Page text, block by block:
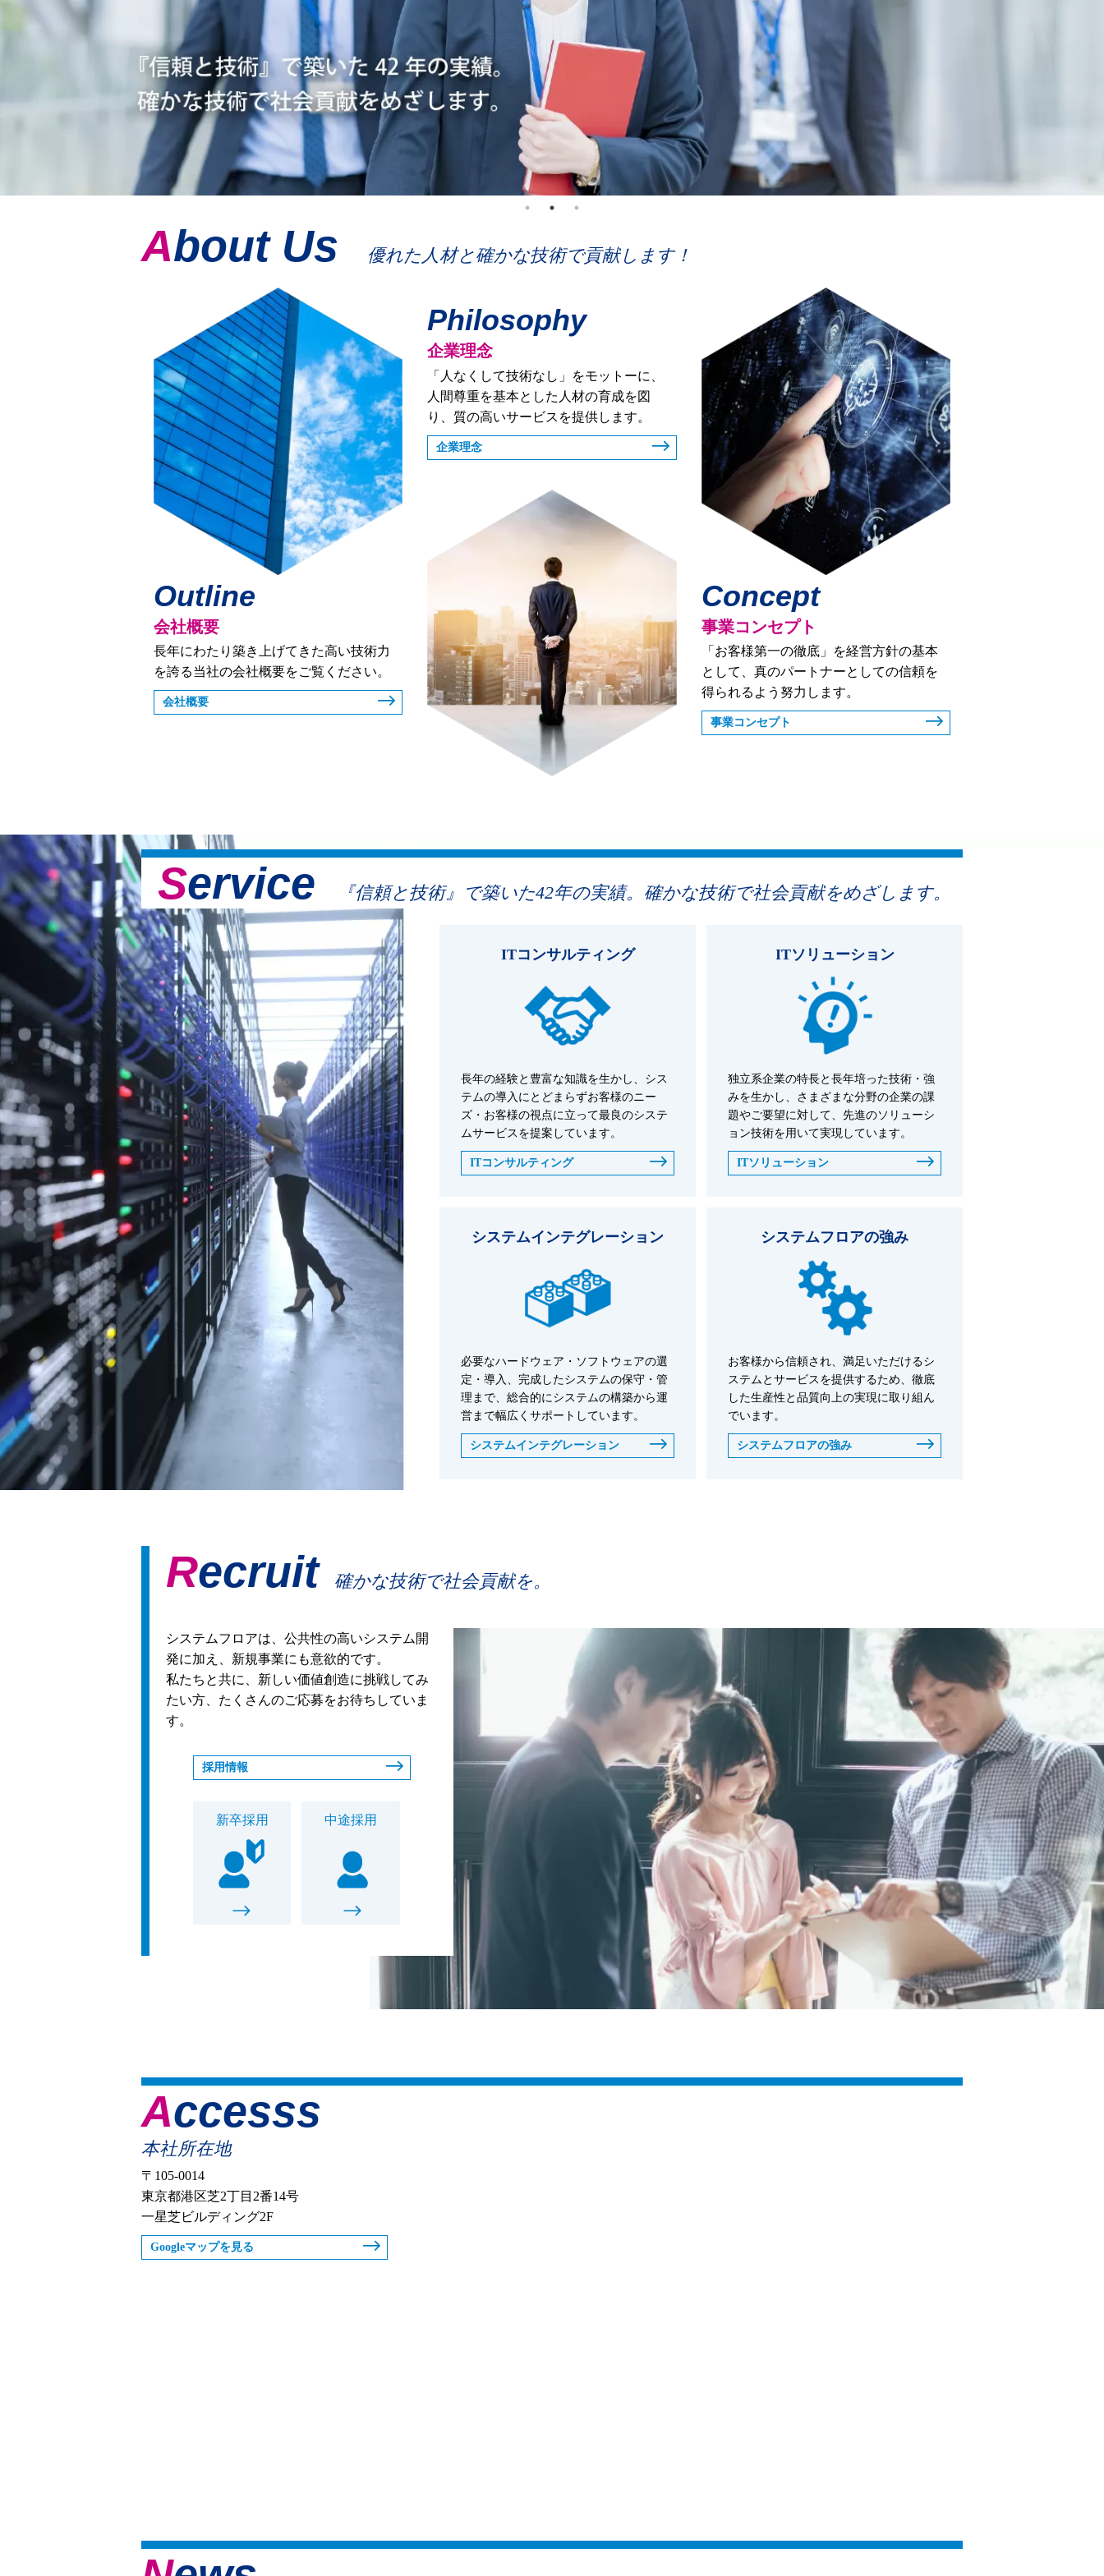
About Us 優れた人材と確かな技術で貢献します！
Outline
会社概要
長年にわたり築き上げてきた高い技術力
を誇る当社の会社概要をご覧ください。
会社概要
Philosophy
企業理念
「人なくして技術なし」をモットーに、
人間尊重を基本とした人材の育成を図
り、質の高いサービスを提供します。
企業理念
Concept
事業コンセプト
「お客様第一の徹底」を経営方針の基本
として、真のパートナーとしての信頼を
得られるよう努力します。
事業コンセプト
Service 『信頼と技術』で築いた42年の実績。確かな技術で社会貢献をめざします。
ITコンサルティング
長年の経験と豊富な知識を生かし、シス
テムの導入にとどまらずお客様のニー
ズ・お客様の視点に立って最良のシステ
ムサービスを提案しています。
ITコンサルティング
ITソリューション
独立系企業の特長と長年培った技術・強
みを生かし、さまざまな分野の企業の課
題やご要望に対して、先進のソリューシ
ョン技術を用いて実現しています。
ITソリューション
システムインテグレーション
必要なハードウェア・ソフトウェアの選
定・導入、完成したシステムの保守・管
理まで、総合的にシステムの構築から運
営まで幅広くサポートしています。
システムインテグレーション
システムフロアの強み
お客様から信頼され、満足いただけるシ
ステムとサービスを提供するため、徹底
した生産性と品質向上の実現に取り組ん
でいます。
システムフロアの強み
Recruit 確かな技術で社会貢献を。
システムフロアは、公共性の高いシステム開
発に加え、新規事業にも意欲的です。
私たちと共に、新しい価値創造に挑戦してみ
たい方、たくさんのご応募をお待ちしていま
す。
採用情報
新卒採用 中途採用
Accesss
本社所在地
〒105-0014
東京都港区芝2丁目2番14号
一星芝ビルディング2F
Googleマップを見る